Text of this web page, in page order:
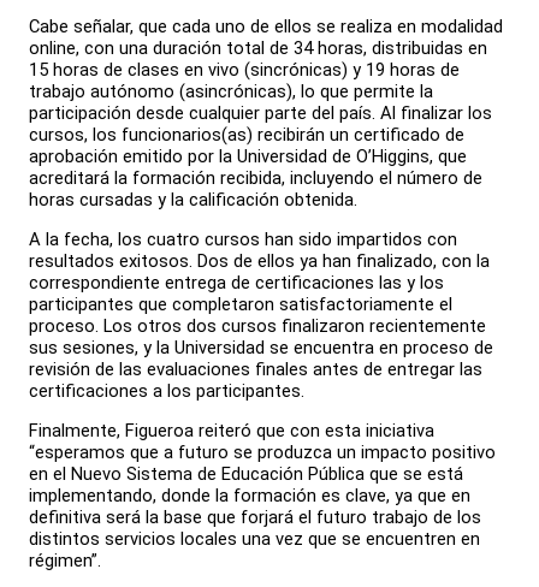
Cabe señalar, que cada uno de ellos se realiza en modalidad
online, con una duración total de 34 horas, distribuidas en
15 horas de clases en vivo (sincrónicas) y 19 horas de
trabajo autónomo (asincrónicas), lo que permite la
participación desde cualquier parte del país. Al finalizar los
cursos, los funcionarios(as) recibirán un certificado de
aprobación emitido por la Universidad de O’Higgins, que
acreditará la formación recibida, incluyendo el número de
horas cursadas y la calificación obtenida.
A la fecha, los cuatro cursos han sido impartidos con
resultados exitosos. Dos de ellos ya han finalizado, con la
correspondiente entrega de certificaciones las y los
participantes que completaron satisfactoriamente el
proceso. Los otros dos cursos finalizaron recientemente
sus sesiones, y la Universidad se encuentra en proceso de
revisión de las evaluaciones finales antes de entregar las
certificaciones a los participantes.
Finalmente, Figueroa reiteró que con esta iniciativa
“esperamos que a futuro se produzca un impacto positivo
en el Nuevo Sistema de Educación Pública que se está
implementando, donde la formación es clave, ya que en
definitiva será la base que forjará el futuro trabajo de los
distintos servicios locales una vez que se encuentren en
régimen”.